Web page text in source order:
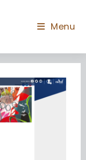
Menu